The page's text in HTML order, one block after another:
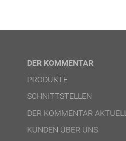
DER KOMMENTAR
PRODUKTE
SCHNITTSTELLEN
DER KOMMENTAR AKTUELL
KUNDEN ÜBER UNS